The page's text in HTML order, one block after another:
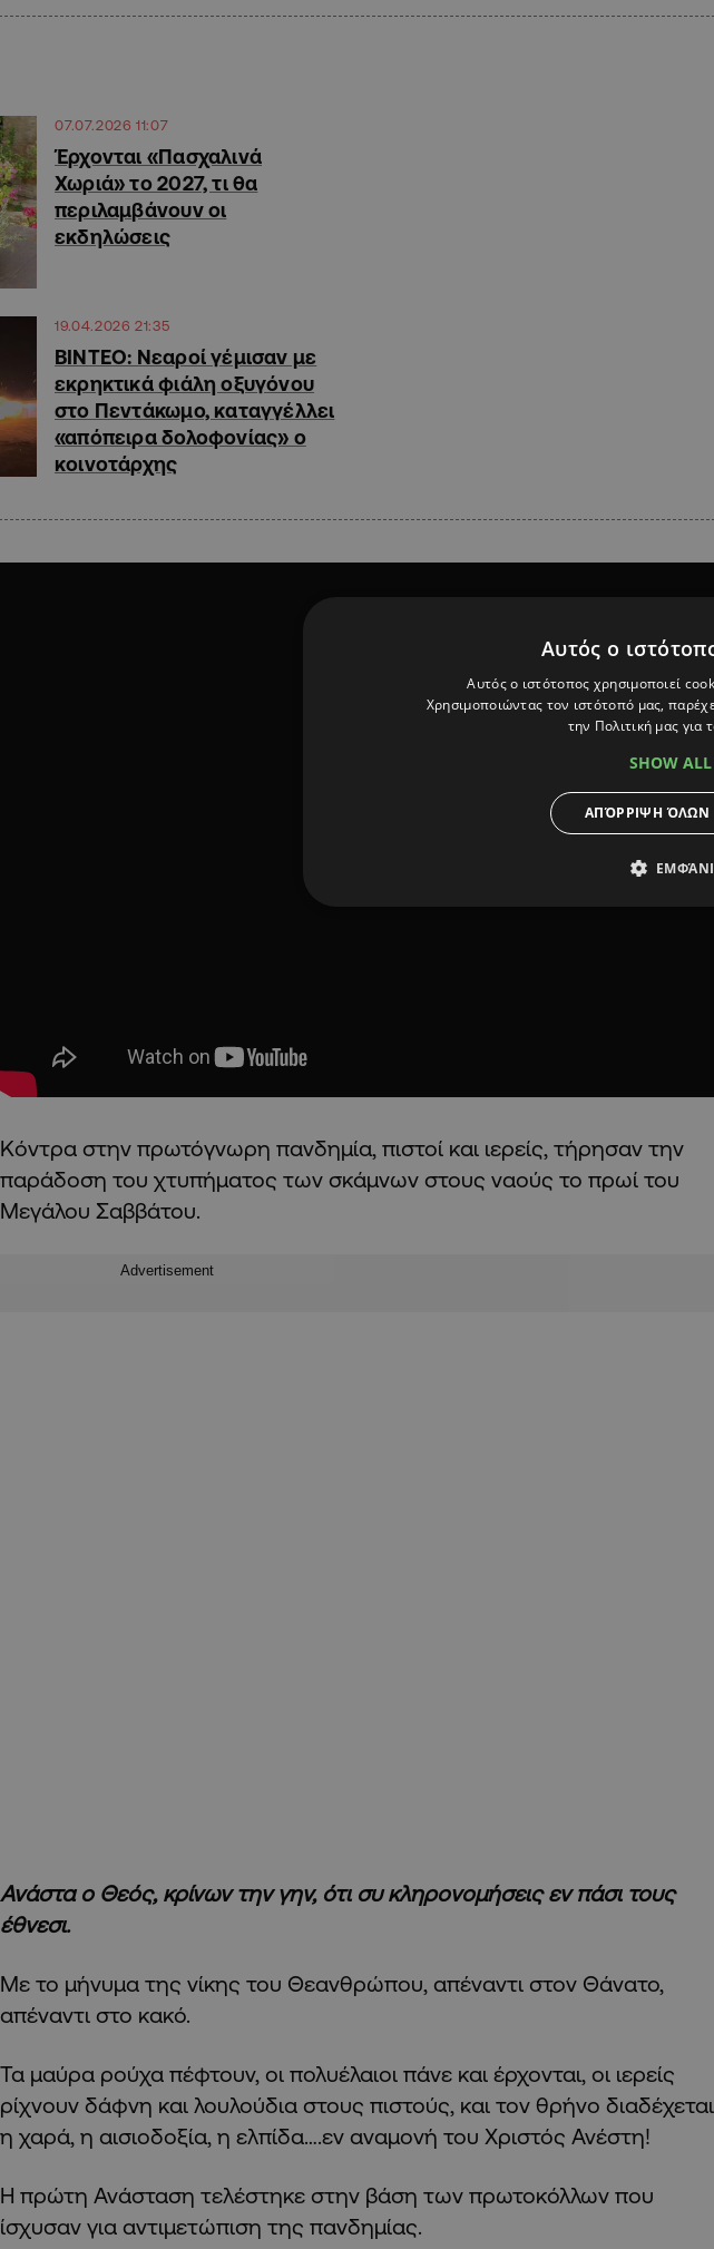
07.07.2026 11:07
Έρχονται «Πασχαλινά
Χωριά» το 2027, τι θα
περιλαμβάνουν οι
εκδηλώσεις
19.04.2026 21:35
ΒΙΝΤΕΟ: Νεαροί γέμισαν με
εκρηκτικά φιάλη οξυγόνου
στο Πεντάκωμο, καταγγέλλει
«απόπειρα δολοφονίας» ο
κοινοτάρχης
Κόντρα στην πρωτόγνωρη πανδημία, πιστοί και ιερείς, τήρησαν την
παράδοση του χτυπήματος των σκάμνων στους ναούς το πρωί του
Μεγάλου Σαββάτου.
Advertisement
Ανάστα ο Θεός, κρίνων την γην, ότι συ κληρονομήσεις εν πάσι τους
έθνεσι.
Με το μήνυμα της νίκης του Θεανθρώπου, απέναντι στον Θάνατο,
απέναντι στο κακό.
Τα μαύρα ρούχα πέφτουν, οι πολυέλαιοι πάνε και έρχονται, οι ιερείς
ρίχνουν δάφνη και λουλούδια στους πιστούς, και τον θρήνο διαδέχεται
η χαρά, η αισιοδοξία, η ελπίδα….εν αναμονή του Χριστός Ανέστη!
Η πρώτη Ανάσταση τελέστηκε στην βάση των πρωτοκόλλων που
ίσχυσαν για αντιμετώπιση της πανδημίας.
Αυτός ο
Αυτός ο ιστότοπος χρησιμοποιεί
Χρησιμοποιώντας τον ιστότοπό μας,
την Πολιτική μας για
SHOW ALL
ΑΠΌΡΡΙΨΗ ΌΛΩΝ